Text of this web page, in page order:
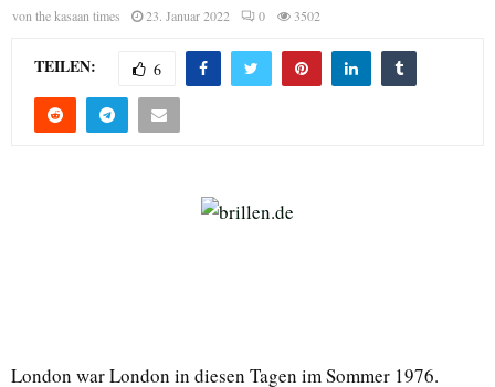
vonthe kasaan times 23. Januar 2022 0 3502
TEILEN: 6
London war London in diesen Tagen im Sommer 1976.